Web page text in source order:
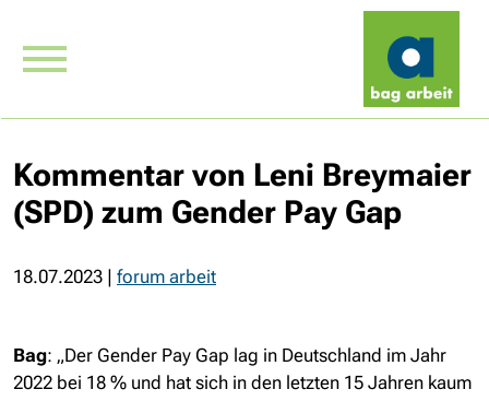
Kommentar von Leni Breymaier
(SPD) zum Gender Pay Gap
18.07.2023 | forum arbeit
Bag: „Der Gender Pay Gap lag in Deutschland im Jahr
2022 bei 18 % und hat sich in den letzten 15 Jahren kaum